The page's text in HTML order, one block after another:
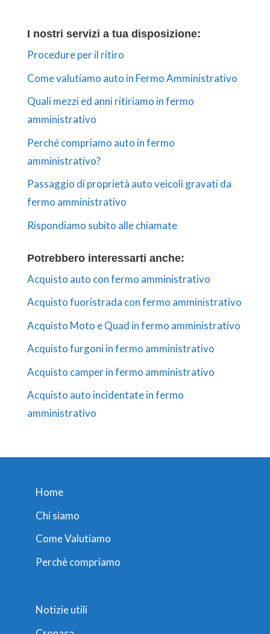
I nostri servizi a tua disposizione:
Procedure per il ritiro
Come valutiamo auto in Fermo Amministrativo
Quali mezzi ed anni ritiriamo in fermo
amministrativo
Perché compriamo auto in fermo
amministrativo?
Passaggio di proprietà auto veicoli gravati da
fermo amministrativo
Rispondiamo subito alle chiamate
Potrebbero interessarti anche:
Acquisto auto con fermo amministrativo
Acquisto fuoristrada con fermo amministrativo
Acquisto Moto e Quad in fermo amministrativo
Acquisto furgoni in fermo amministrativo
Acquisto camper in fermo amministrativo
Acquisto auto incidentate in fermo
amministrativo
Home
Chi siamo
Come Valutiamo
Perchè compriamo
Notizie utili